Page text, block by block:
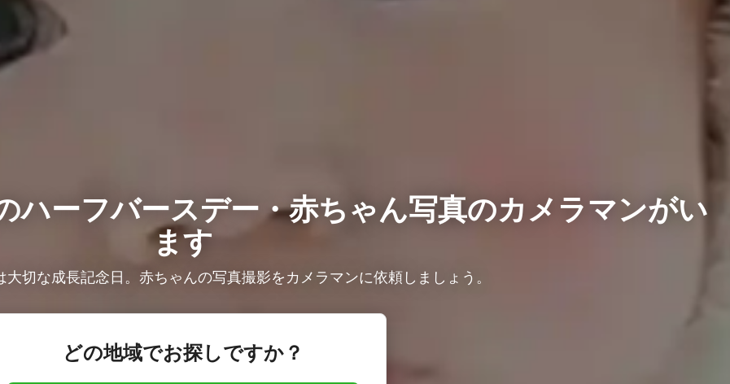
ハーフバースデー・赤ちゃん写真のカメラマンがい
ます
切な成長記念日。赤ちゃんの写真撮影をカメラマンに依頼しましょう。
どの地域でお探しですか？